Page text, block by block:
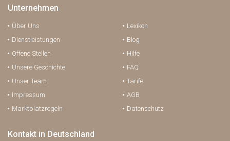
Unternehmen
Über Uns
Dienstleistungen
Offene Stellen
Unsere Geschichte
Unser Team
Impressum
Marktplatzregeln
Lexikon
Blog
Hilfe
FAQ
Tarife
AGB
Datenschutz
Kontakt in Deutschland